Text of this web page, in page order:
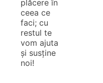
plăcere în
ceea ce
faci; cu
restul te
vom ajuta
și susține
noi!